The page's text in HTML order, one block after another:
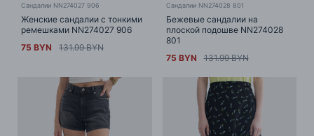
Сандалии NN274027 906
Женские сандалии с тонкими
ремешками NN274027 906
75 BYN
131.99 BYN
Сандалии NN274028 801
Бежевые сандалии на
плоской подошве NN274028
801
75 BYN
131.99 BYN